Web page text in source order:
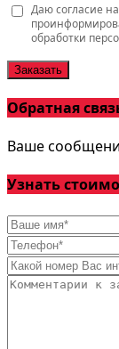
Даю согласие
обработки
Заказать
Обратная
Ваше
Узнать